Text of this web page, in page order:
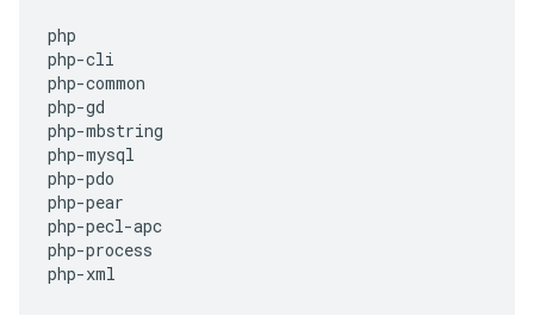
php
php-cli
php-common
php-gd
php-mbstring
php-mysql
php-pdo
php-pear
php-pecl-apc
php-process
php-xml